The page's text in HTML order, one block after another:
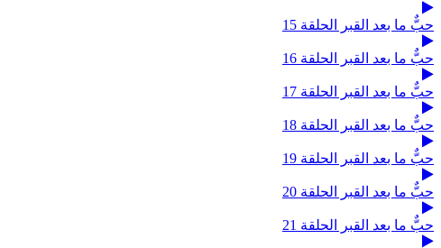
حبٌّ ما بعد القبر الحلقة 15
حبٌّ ما بعد القبر الحلقة 16
حبٌّ ما بعد القبر الحلقة 17
حبٌّ ما بعد القبر الحلقة 18
حبٌّ ما بعد القبر الحلقة 19
حبٌّ ما بعد القبر الحلقة 20
حبٌّ ما بعد القبر الحلقة 21